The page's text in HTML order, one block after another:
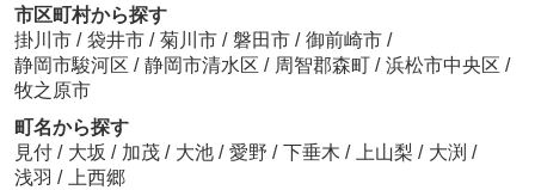
市区町村から探す
掛川市 / 袋井市 / 菊川市 / 磐田市 / 御前崎市 /
静岡市駿河区 / 静岡市清水区 / 周智郡森町 / 浜松市中央区 /
牧之原市
町名から探す
見付 / 大坂 / 加茂 / 大池 / 愛野 / 下垂木 / 上山梨 / 大渕 /
浅羽 / 上西郷